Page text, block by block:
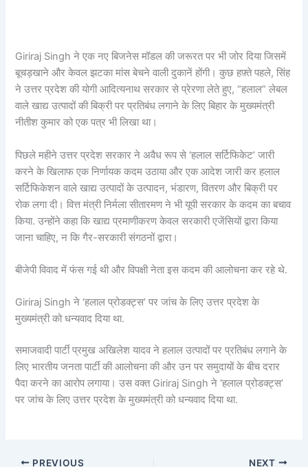
Giriraj Singh ने एक नए बिजनेस मॉडल की जरूरत पर भी जोर दिया जिसमें
बूचड़खाने और केवल झटका मांस बेचने वाली दुकानें होंगी। कुछ हफ़्ते पहले, सिंह
ने उत्तर प्रदेश की योगी आदित्यनाथ सरकार से प्रेरणा लेते हुए, “हलाल” लेबल
वाले खाद्य उत्पादों की बिक्री पर प्रतिबंध लगाने के लिए बिहार के मुख्यमंत्री
नीतीश कुमार को एक पत्र भी लिखा था।
पिछले महीने उत्तर प्रदेश सरकार ने अवैध रूप से ‘हलाल सर्टिफिकेट’ जारी
करने के खिलाफ एक निर्णायक कदम उठाया और एक आदेश जारी कर हलाल
सर्टिफिकेशन वाले खाद्य उत्पादों के उत्पादन, भंडारण, वितरण और बिक्री पर
रोक लगा दी। वित्त मंत्री निर्मला सीतारमण ने भी यूपी सरकार के कदम का बचाव
किया. उन्होंने कहा कि खाद्य प्रमाणीकरण केवल सरकारी एजेंसियों द्वारा किया
जाना चाहिए, न कि गैर-सरकारी संगठनों द्वारा।
बीजेपी विवाद में फंस गई थी और विपक्षी नेता इस कदम की आलोचना कर रहे थे.
Giriraj Singh ने ‘हलाल प्रोडक्ट्स’ पर जांच के लिए उत्तर प्रदेश के
मुख्यमंत्री को धन्यवाद दिया था.
समाजवादी पार्टी प्रमुख अखिलेश यादव ने हलाल उत्पादों पर प्रतिबंध लगाने के
लिए भारतीय जनता पार्टी की आलोचना की और उन पर समुदायों के बीच दरार
पैदा करने का आरोप लगाया। उस वक्त Giriraj Singh ने ‘हलाल प्रोडक्ट्स’
पर जांच के लिए उत्तर प्रदेश के मुख्यमंत्री को धन्यवाद दिया था.
PREVIOUS NEXT